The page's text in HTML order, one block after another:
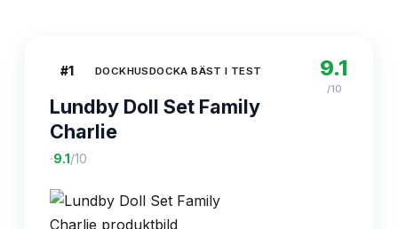
#1 DOCKHUSDOCKA BÄST I TEST
Lundby Doll Set Family
Charlie
·9.1 /10
9.1
/10